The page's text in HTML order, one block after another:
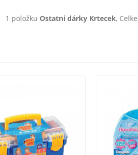
1 položku Ostatní dárky Krtecek,